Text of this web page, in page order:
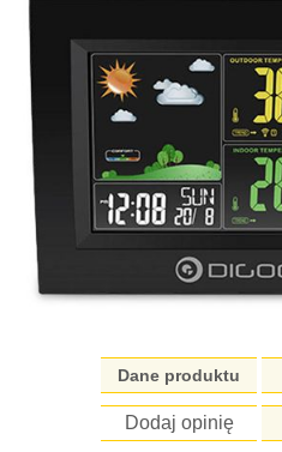
Dane produktu
Dodaj opinię